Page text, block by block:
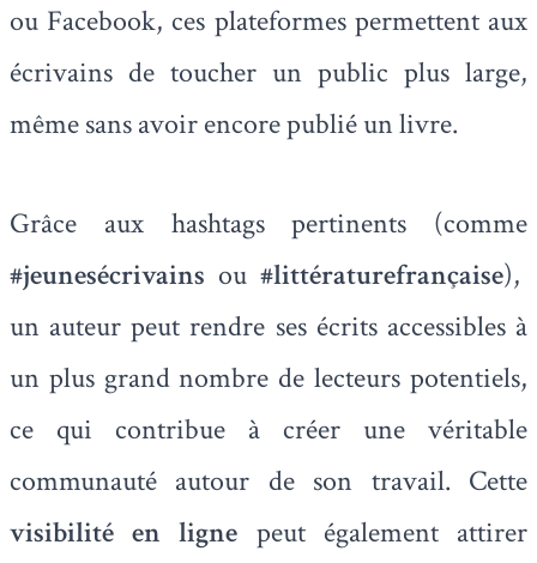
ou Facebook, ces plateformes permettent aux
écrivains de toucher un public plus large,
même sans avoir encore publié un livre.
Grâce aux hashtags pertinents (comme
#jeunesécrivains ou #littératurefrançaise),
un auteur peut rendre ses écrits accessibles à
un plus grand nombre de lecteurs potentiels,
ce qui contribue à créer une véritable
communauté autour de son travail. Cette
visibilité en ligne peut également attirer